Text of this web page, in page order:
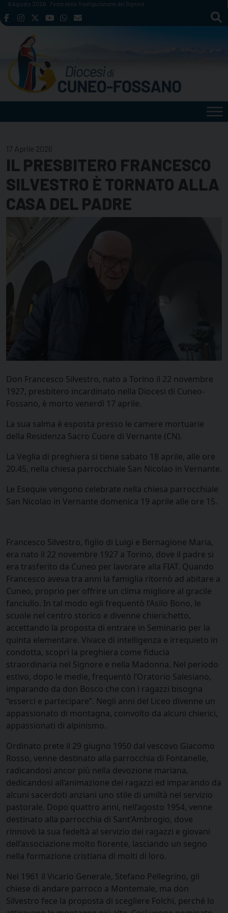
Skip
to
6 Agosto 2026 Festa della Trasfigurazione del Signore
17 Aprile 2026
IL PRESBITERO FRANCESCO
SILVESTRO È TORNATO ALLA
CASA DEL PADRE
Don Francesco Silvestro, nato a Torino il 22 novembre
1927, presbitero incardinato nella Diocesi di Cuneo-
Fossano, è morto venerdì 17 aprile.
La sua salma è esposta presso le camere mortuarie
della Residenza Sacro Cuore di Vernante (CN).
La Veglia di preghiera si tiene sabato 18 aprile, alle ore
20.45, nella chiesa parrocchiale San Nicolao in Vernante.
Le Esequie vengono celebrate nella chiesa parrocchiale
San Nicolao in Vernante domenica 19 aprile alle ore 15.
Francesco Silvestro, figlio di Luigi e Bernagione Maria,
era nato il 22 novembre 1927 a Torino, dove il padre si
era trasferito da Cuneo per lavorare alla FIAT. Quando
Francesco aveva tra anni la famiglia ritornò ad abitare a
Cuneo, proprio per offrire un clima migliore al gracile
fanciullo. In tal modo egli frequentò l’Asilo Bono, le
scuole nel centro storico e divenne chierichetto,
accettando la proposta di entrare in Seminario per la
quinta elementare. Vivace di intelligenza e irrequieto in
condotta, scoprì la preghiera come fiducia
straordinaria nel Signore e nella Madonna. Nel periodo
estivo, dopo le medie, frequentò l’Oratorio Salesiano,
imparando da don Bosco che con i ragazzi bisogna
“esserci e partecipare”. Negli anni del Liceo divenne un
appassionato di montagna, coinvolto da alcuni chierici,
appassionati di alpinismo.
Ordinato prete il 29 giugno 1950 dal vescovo Giacomo
Rosso, venne destinato alla parrocchia di Fontanelle,
radicandosi ancor più nella devozione mariana,
dedicandosi all’animazione dei ragazzi ed imparando da
alcuni sacerdoti anziani uno stile di umiltà nel servizio
pastorale. Dopo quattro anni, nell’agosto 1954, venne
destinato alla parrocchia di Sant’Ambrogio, dove
rinnovò la sua fedeltà al servizio dei ragazzi e giovani
dell’associazione molto fiorente, lasciando un segno
nella formazione cristiana di molti di loro.
Nel 1961 il Vicario Generale, Stefano Pellegrino, gli
chiese di andare parroco a Montemale, ma don
Silvestro fece la proposta di scegliere Folchi, perché lo